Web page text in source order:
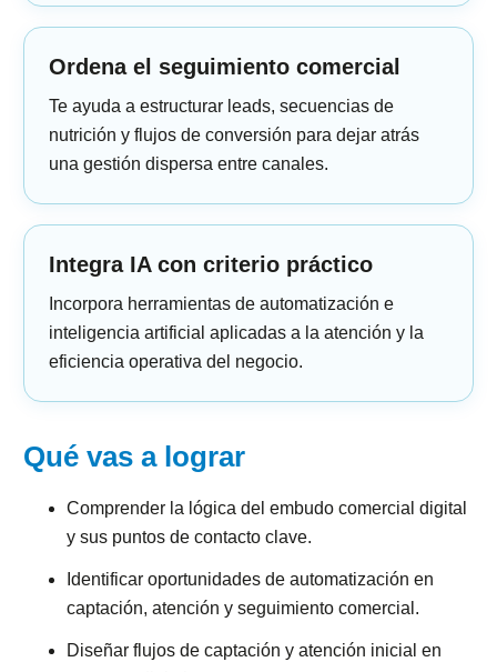
Ordena el seguimiento comercial
Te ayuda a estructurar leads, secuencias de
nutrición y flujos de conversión para dejar atrás
una gestión dispersa entre canales.
Integra IA con criterio práctico
Incorpora herramientas de automatización e
inteligencia artificial aplicadas a la atención y la
eficiencia operativa del negocio.
Qué vas a lograr
Comprender la lógica del embudo comercial digital
y sus puntos de contacto clave.
Identificar oportunidades de automatización en
captación, atención y seguimiento comercial.
Diseñar flujos de captación y atención inicial en